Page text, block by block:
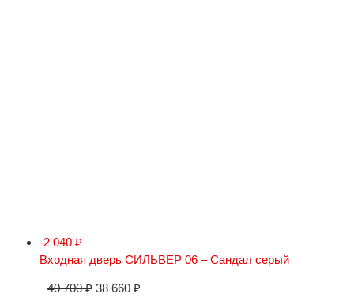
-2 040 ₽
Входная дверь СИЛЬВЕР 06 – Сандал серый
40 700₽ 38 660 ₽